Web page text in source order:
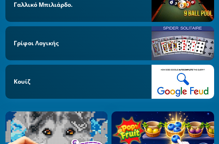
Γαλλικό Μπιλιάρδο.
Γρίφοι Λογικής
Κουίζ